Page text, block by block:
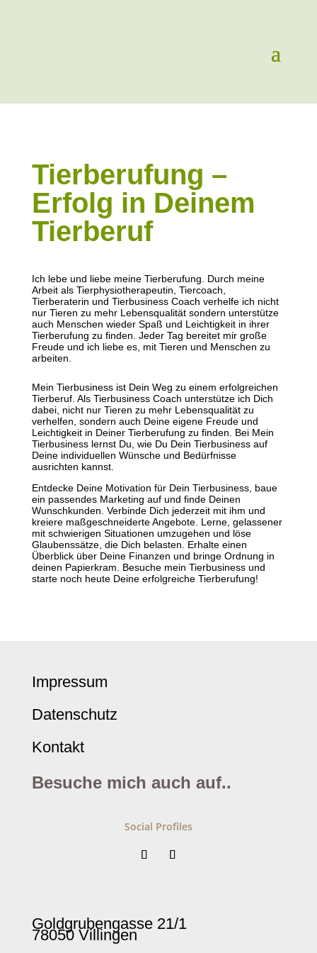
Tierberufung –
Erfolg in Deinem
Tierberuf
Ich lebe und liebe meine Tierberufung. Durch meine
Arbeit als Tierphysiotherapeutin, Tiercoach,
Tierberaterin und Tierbusiness Coach verhelfe ich nicht
nur Tieren zu mehr Lebensqualität sondern unterstütze
auch Menschen wieder Spaß und Leichtigkeit in ihrer
Tierberufung zu finden. Jeder Tag bereitet mir große
Freude und ich liebe es, mit Tieren und Menschen zu
arbeiten.
Mein Tierbusiness ist Dein Weg zu einem erfolgreichen
Tierberuf. Als Tierbusiness Coach unterstütze ich Dich
dabei, nicht nur Tieren zu mehr Lebensqualität zu
verhelfen, sondern auch Deine eigene Freude und
Leichtigkeit in Deiner Tierberufung zu finden. Bei Mein
Tierbusiness lernst Du, wie Du Dein Tierbusiness auf
Deine individuellen Wünsche und Bedürfnisse
ausrichten kannst.
Entdecke Deine Motivation für Dein Tierbusiness, baue
ein passendes Marketing auf und finde Deinen
Wunschkunden. Verbinde Dich jederzeit mit ihm und
kreiere maßgeschneiderte Angebote. Lerne, gelassener
mit schwierigen Situationen umzugehen und löse
Glaubenssätze, die Dich belasten. Erhalte einen
Überblick über Deine Finanzen und bringe Ordnung in
deinen Papierkram. Besuche mein Tierbusiness und
starte noch heute Deine erfolgreiche Tierberufung!
Impressum
Datenschutz
Kontakt
Besuche mich auch auf..
Social Profiles
Goldgrubengasse 21/1
78050 Villingen